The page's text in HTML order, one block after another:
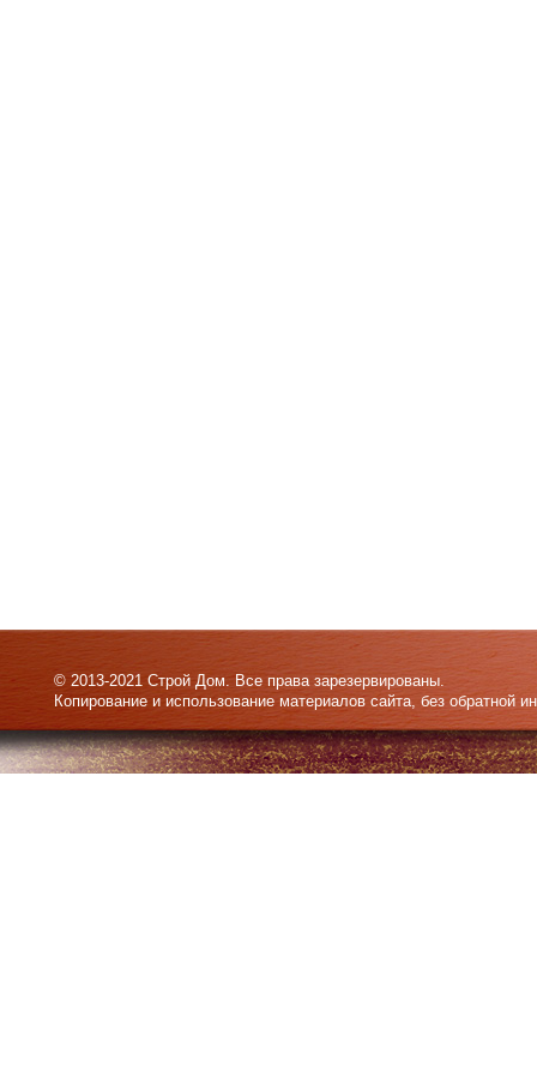
© 2013-2021 Строй Дом. Все права зарезервированы.
Копирование и использование материалов сайта, без обратной